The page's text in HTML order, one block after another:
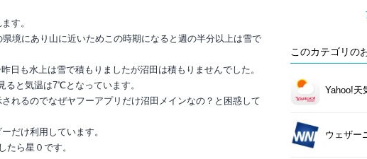
す。
境にあり山に近いためこの時期になると週の半分以上は雪で
も水上は雪で積もりましたが沼田は積もりませんでした。
と気温は7℃となっています。
れるのでなぜヤフーアプリだけ沼田メインなの？と困惑して
だけ利用しています。
たら星０です。
このカテゴリの
Yahoo!天
ウェザー